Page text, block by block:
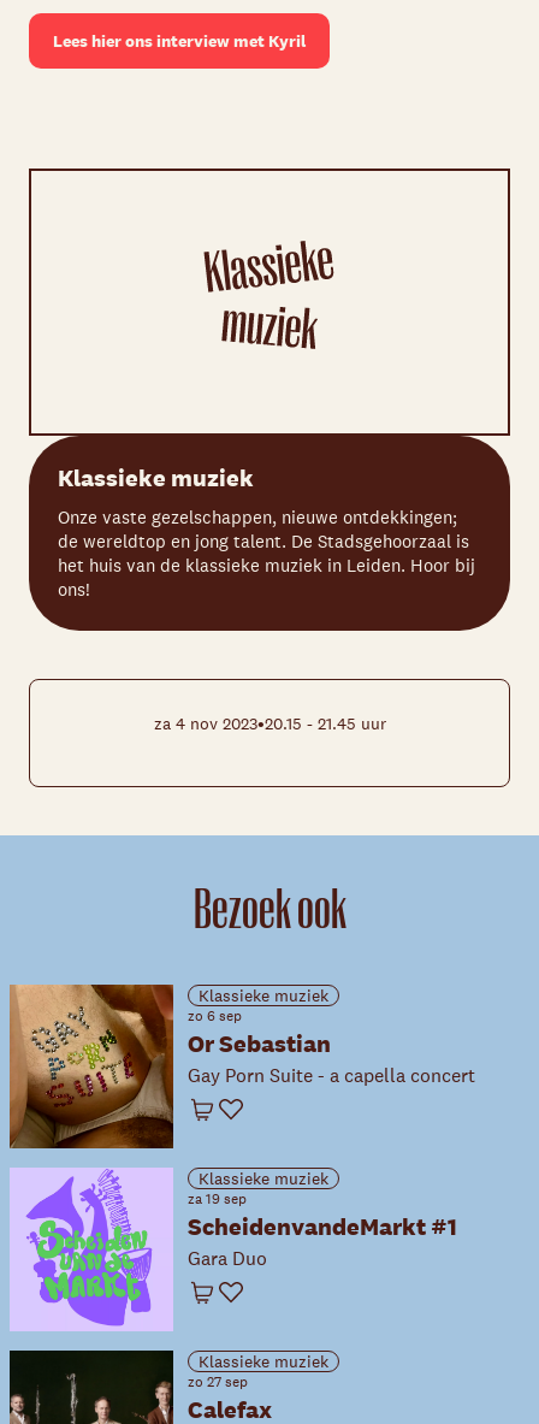
Lees hier ons interview met Kyril
Klassieke muziek
Onze vaste gezelschappen, nieuwe ontdekkingen;
de wereldtop en jong talent. De Stadsgehoorzaal is
het huis van de klassieke muziek in Leiden. Hoor bij
ons!
za 4 nov 2023•20.15 - 21.45 uur
Bezoek ook
Klassieke muziek
zo 6 sep
Or Sebastian
Gay Porn Suite - a capella concert
Winkelwagen
Favoriet
Klassieke muziek
za 19 sep
ScheidenvandeMarkt #1
Gara Duo
Winkelwagen
Favoriet
Klassieke muziek
zo 27 sep
Calefax